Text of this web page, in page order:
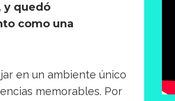
y quedó
como una
en un ambiente único
memorables. Por